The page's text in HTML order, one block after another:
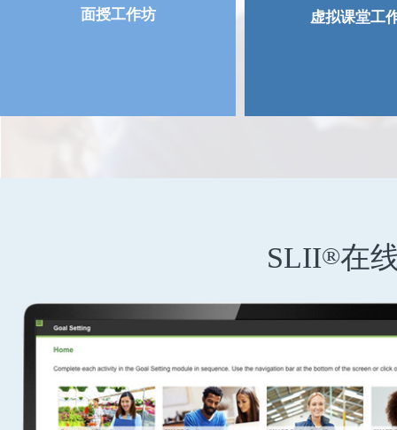
面授工作坊 虚拟课堂工
SLII®在